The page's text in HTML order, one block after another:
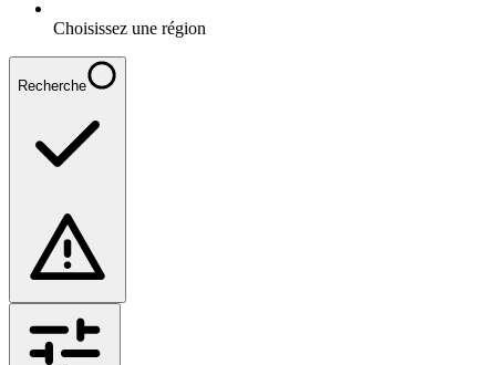
Choisissez une région
Recherche